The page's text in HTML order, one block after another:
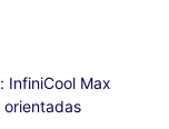
InfiniCool Max
orientadas